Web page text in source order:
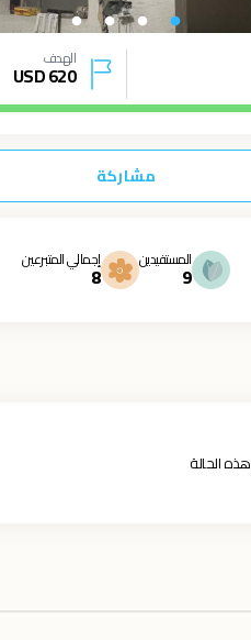
الهدف
620
USD
مشاركة
المستفيدين
9
إجمالي المتبرعين
8
الحالة